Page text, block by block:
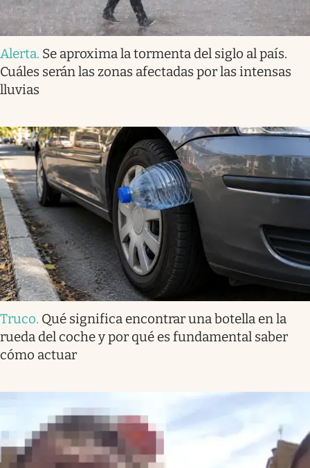
Alerta. Se aproxima la tormenta del siglo al país.
Cuáles serán las zonas afectadas por las intensas
lluvias
Truco. Qué significa encontrar una botella en la
rueda del coche y por qué es fundamental saber
cómo actuar